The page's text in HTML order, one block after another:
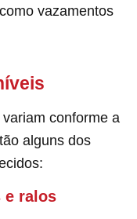
vazamentos
conforme a
alguns dos
e ralos